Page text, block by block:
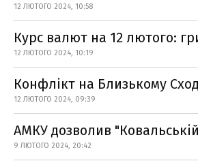
12 ЛЮТОГО 2024, 10:58
Курс валют на 12 лютого:
12 ЛЮТОГО 2024, 10:19
Конфлікт на Близькому
12 ЛЮТОГО 2024, 09:39
АМКУ дозволив
9 ЛЮТОГО 2024, 20:42